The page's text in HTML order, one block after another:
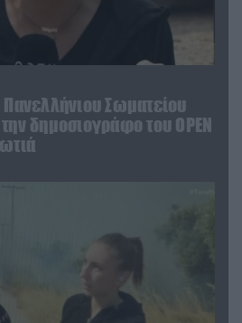
Σωματείου
δημοσιογράφο του OPEN